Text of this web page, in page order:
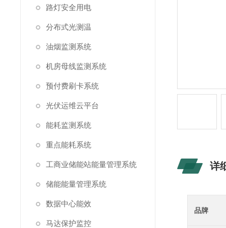
路灯安全用电
分布式光测温
油烟监测系统
机房母线监测系统
预付费刷卡系统
光伏运维云平台
能耗监测系统
重点能耗系统
工商业储能站能量管理系统
储能能量管理系统
数据中心能效
马达保护监控
详
品牌